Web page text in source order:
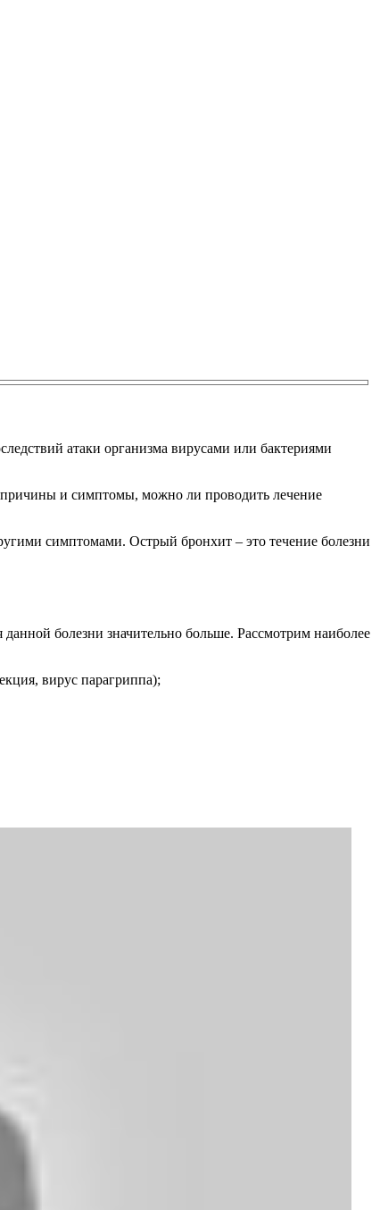
атаки организма вирусами или бактериями
причины и симптомы, можно ли проводить лечение
симптомами. Острый бронхит – это течение болезни
болезни значительно больше. Рассмотрим наиболее
вирус парагриппа);